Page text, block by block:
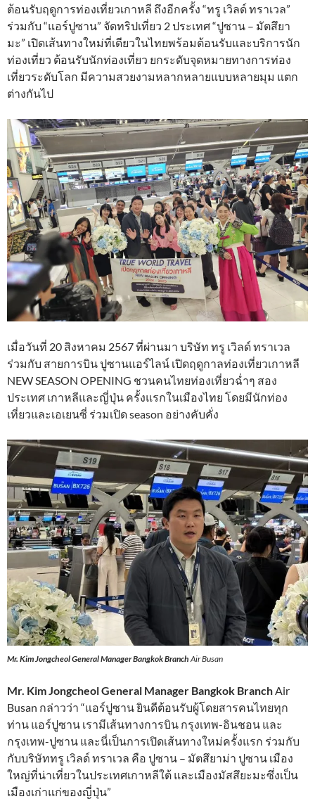
ต้อนรับฤดูการท่องเที่ยวเกาหลี ถึงอีกครั้ง “ทรู เวิลด์ ทราเวล”
ร่วมกับ “แอร์ปูซาน” จัดทริปเที่ยว 2 ประเทศ “ปูซาน – มัตสึยา
มะ” เปิดเส้นทางใหม่ที่เดียวในไทยพร้อมต้อนรับและบริการนัก
ท่องเที่ยว ต้อนรับนักท่องเที่ยว ยกระดับจุดหมายทางการท่อง
เที่ยวระดับโลก มีความสวยงามหลากหลายแบบหลายมุม แตก
ต่างกันไป
เมื่อวันที่ 20 สิงหาคม 2567 ที่ผ่านมา บริษัท ทรู เวิลด์ ทราเวล
ร่วมกับ สายการบิน ปูซานแอร์ไลน์ เปิดฤดูกาลท่องเที่ยวเกาหลี
NEW SEASON OPENING ชวนคนไทยท่องเที่ยวฉ่ำๆ สอง
ประเทศ เกาหลีและญี่ปุ่น ครั้งแรกในเมืองไทย โดยมีนักท่อง
เที่ยวและเอเยนซี่ ร่วมเปิด season อย่างคับคั่ง
Mr. Kim Jongcheol General Manager Bangkok Branch Air Busan
Mr. Kim Jongcheol General Manager Bangkok BranchAir
Busan กล่าวว่า “แอร์ปูซาน ยินดีต้อนรับผู้โดยสารคนไทยทุก
ท่าน แอร์ปูซาน เรามีเส้นทางการบิน กรุงเทพ-อินชอน และ
กรุงเทพ-ปูซาน และนี่เป็นการเปิดเส้นทางใหม่ครั้งแรก ร่วมกับ
กับบริษัททรู เวิลด์ ทราเวล คือ ปูซาน – มัตสึยาม่า ปูซาน เมือง
ใหญ่ที่น่าเที่ยวในประเทศเกาหลีใต้ และเมืองมัสสึยะมะซึ่งเป็น
เมืองเก่าแก่ของญี่ปุ่น”